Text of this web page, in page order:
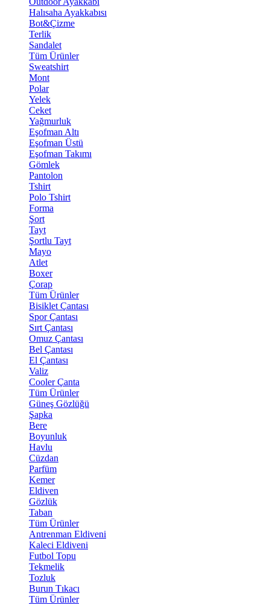
Halısaha Ayakkabısı
Bot&Çizme
Terlik
Sandalet
Tüm Ürünler
Sweatshirt
Mont
Polar
Yelek
Ceket
Yağmurluk
Eşofman Altı
Eşofman Üstü
Eşofman Takımı
Gömlek
Pantolon
Tshirt
Polo Tshirt
Forma
Şort
Tayt
Şortlu Tayt
Mayo
Atlet
Boxer
Çorap
Tüm Ürünler
Bisiklet Çantası
Spor Çantası
Sırt Çantası
Omuz Çantası
Bel Çantası
El Çantası
Valiz
Cooler Çanta
Tüm Ürünler
Güneş Gözlüğü
Şapka
Bere
Boyunluk
Havlu
Cüzdan
Parfüm
Kemer
Eldiven
Gözlük
Taban
Tüm Ürünler
Antrenman Eldiveni
Kaleci Eldiveni
Futbol Topu
Tekmelik
Tozluk
Burun Tıkacı
Tüm Ürünler